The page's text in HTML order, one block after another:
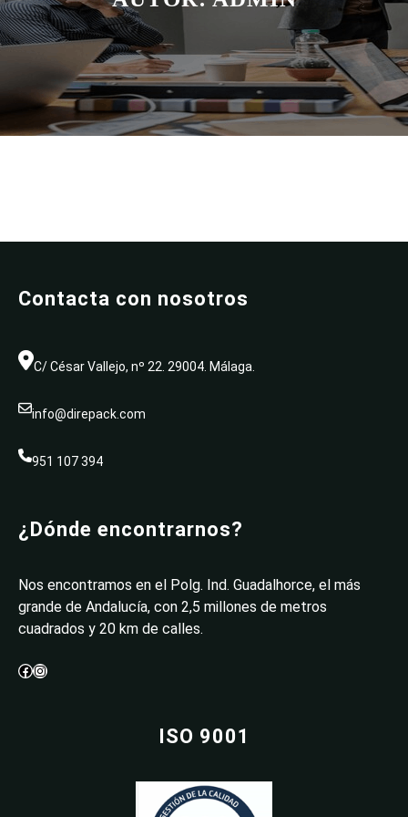
Contacta con nosotros
C/ César Vallejo, nº 22. 29004. Málaga.
info@direpack.com
951 107 394
¿Dónde encontrarnos?
Nos encontramos en el Polg. Ind. Guadalhorce, el más
grande de Andalucía, con 2,5 millones de metros
cuadrados y 20 km de calles.
Facebook Instagram
ISO 9001